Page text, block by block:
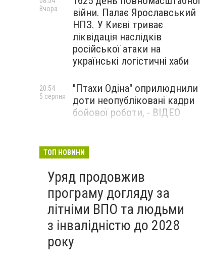
війни. Палає Ярославський
НПЗ. У Києві триває
ліквідація наслідків
російської атаки на
українські логістичні хаби
Вчора
"Птахи Одіна" оприлюднили
доти неопубліковані кадри
бойової роботи, - ВІДЕО
20:54
5 серпня
Бєдняков зіграє тата
новому українському
фільмі, - ФОТО
5 серпня
ТОП НОВИНИ
Уряд продовжив
програму догляду за
літніми ВПО та людьми
з інвалідністю до 2028
року